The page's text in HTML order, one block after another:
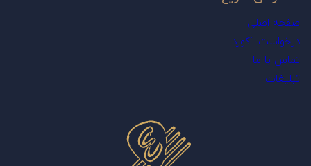
صفحه اصلی
درخواست آکورد
تماس با ما
تبلیغات